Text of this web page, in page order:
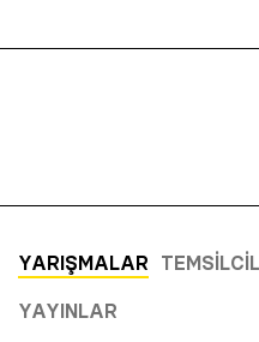
YARIŞMALAR
YAYINLAR